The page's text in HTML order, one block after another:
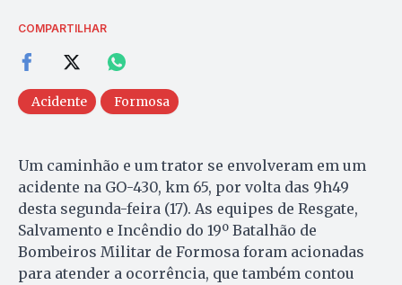
COMPARTILHAR
Acidente Formosa
Um caminhão e um trator se envolveram em um
acidente na GO-430, km 65, por volta das 9h49
desta segunda-feira (17). As equipes de Resgate,
Salvamento e Incêndio do 19º Batalhão de
Bombeiros Militar de Formosa foram acionadas
para atender a ocorrência, que também contou